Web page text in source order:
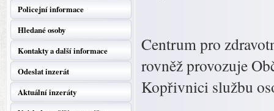
Policejní informace
Hledané osoby
Kontakty a další informace
Odeslat inzerát
Aktuální inzeráty
Centrum pro
rovněž provozuje
Kopřivnici službu